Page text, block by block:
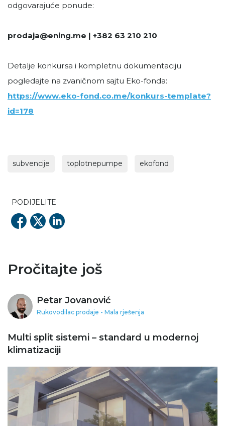
odgovarajuće ponude:
prodaja@ening.me | +382 63 210 210
Detalje konkursa i kompletnu dokumentaciju
pogledajte na zvaničnom sajtu Eko-fonda:
https://www.eko-fond.co.me/konkurs-template?
id=178
subvencije toplotnepumpe ekofond
PODIJELITE
Pročitajte još
Multi split sistemi – standard u modernoj
klimatizaciji
Petar Jovanović
Rukovodilac prodaje - Mala rješenja